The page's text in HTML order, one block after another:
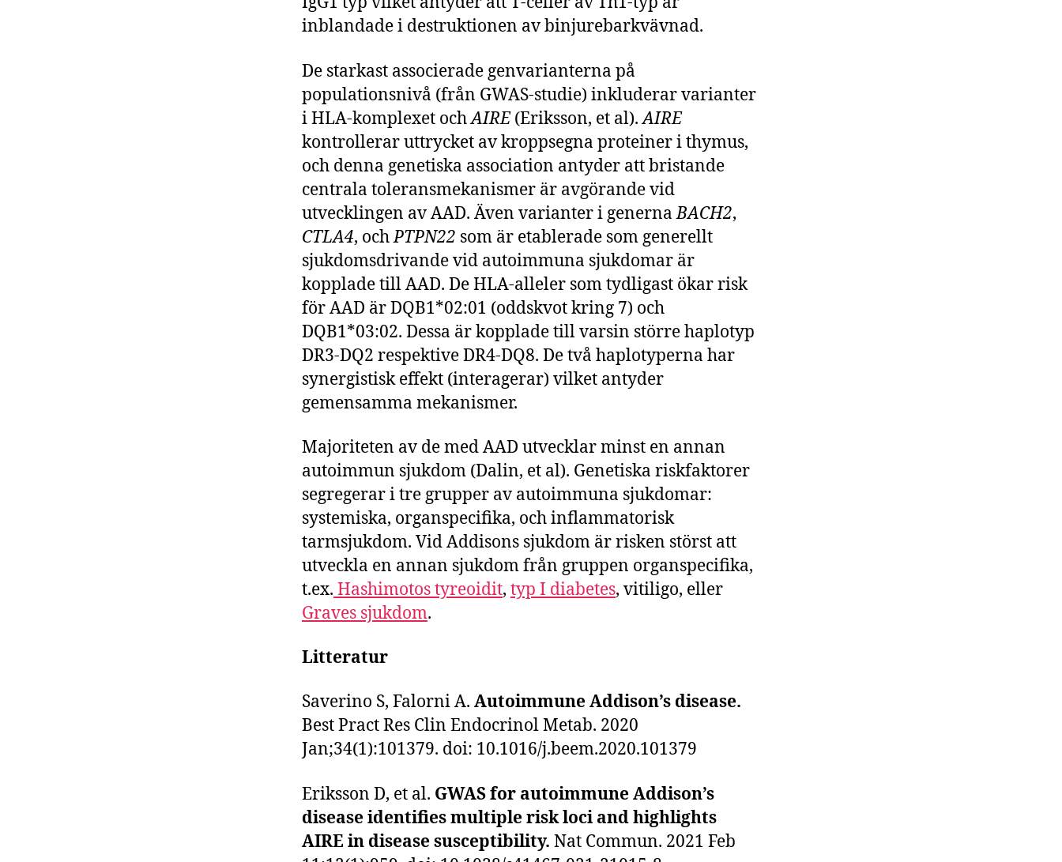
inblandade i destruktionen av binjurebarkvävnad.
De starkast associerade genvarianterna på
populationsnivå (från GWAS-studie) inkluderar varianter
i HLA-komplexet ochAIRE(Eriksson, et al).AIRE
kontrollerar uttrycket av kroppsegna proteiner i thymus,
och denna genetiska association antyder att bristande
centrala toleransmekanismer är avgörande vid
utvecklingen av AAD. Även varianter i genernaBACH2,
CTLA4, ochPTPN22 som är etablerade som generellt
sjukdomsdrivande vid autoimmuna sjukdomar är
kopplade till AAD. De HLA-alleler som tydligast ökar risk
för AAD är DQB1*02:01 (oddskvot kring 7) och
DQB1*03:02. Dessa är kopplade till varsin större haplotyp
DR3-DQ2 respektive DR4-DQ8. De två haplotyperna har
synergistisk effekt (interagerar) vilket antyder
gemensamma mekanismer.
Majoriteten av de med AAD utvecklar minst en annan
autoimmun sjukdom (Dalin, et al). Genetiska riskfaktorer
segregerar i tre grupper av autoimmuna sjukdomar:
systemiska, organspecifika, och inflammatorisk
tarmsjukdom. Vid Addisons sjukdom är risken störst att
utveckla en annan sjukdom från gruppen organspecifika,
t.ex. Hashimotos tyreoidit, typ I diabetes, vitiligo, eller
Graves sjukdom.
Litteratur
Saverino S, Falorni A. Autoimmune Addison’s disease.
Best Pract Res Clin Endocrinol Metab. 2020
Jan;34(1):101379. doi: 10.1016/j.beem.2020.101379
Eriksson D, et al. GWAS for autoimmune Addison’s
disease identifies multiple risk loci and highlights
AIRE in disease susceptibility. Nat Commun. 2021 Feb